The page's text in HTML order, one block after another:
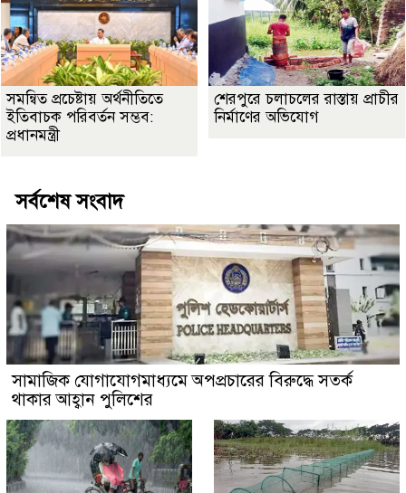
সমন্বিত প্রচেষ্টায় অর্থনীতিতে
ইতিবাচক পরিবর্তন সম্ভব:
প্রধানমন্ত্রী
শেরপুরে চলাচলের রাস্তায় প্রাচীর
নির্মাণের অভিযোগ
সর্বশেষ সংবাদ
সামাজিক যোগাযোগমাধ্যমে অপপ্রচারের বিরুদ্ধে সতর্ক
থাকার আহ্বান পুলিশের